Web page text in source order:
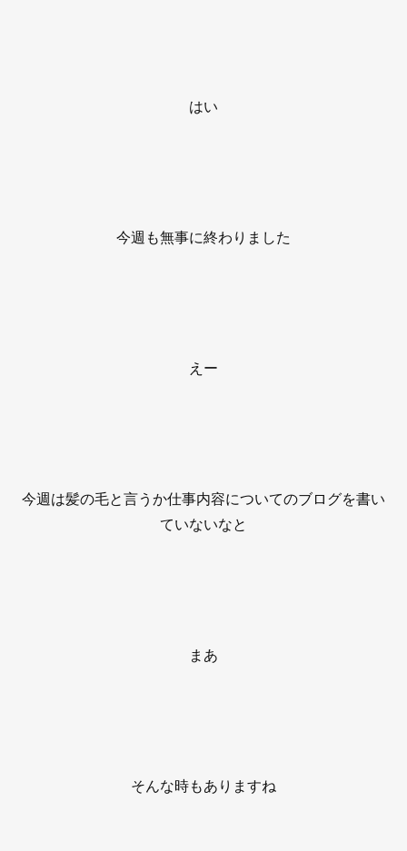
はい
今週も無事に終わりました
えー
今週は髪の毛と言うか仕事内容についてのブログを書い
ていないなと
まあ
そんな時もありますね